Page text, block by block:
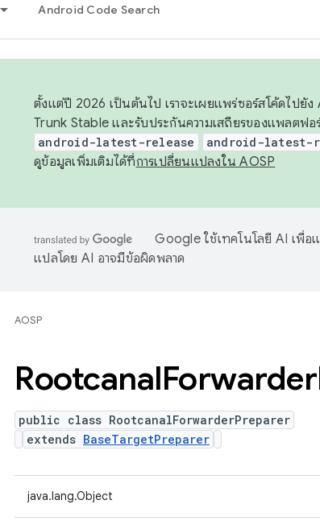
Android Code Search
ตั้งแต่ปี 2026 เป็นต้นไป เราจะเผยแพร่ซอร์สโค้ดไปยั
Trunk Stable และรับประกันความเสถียรของแพลตฟอ
android-latest-release android-latest-
ดูข้อมูลเพิ่มเติมได้ที่การเปลี่ยนแปลงใน AOSP
Google ใช้เทคโนโลยี AI เพื่อ
แปลโดย AI อาจมีข้อผิดพลาด
AOSP
RootcanalForwarder
public class RootcanalForwarderPreparer
extends BaseTargetPreparer
java.lang.Object